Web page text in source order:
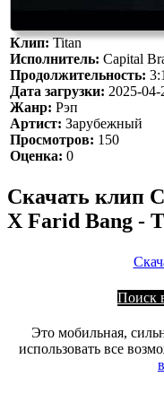
Клип:Titan
Исполнитель: Capital
Продолжительность:
Дата загрузки: 2025-04-
Жанр: Рэп
Артист: Зарубежный
Просмотров: 150
Оценка: 0
Скачать клип
X Farid Bang -
Поиск
Это мобильная,
использовать все